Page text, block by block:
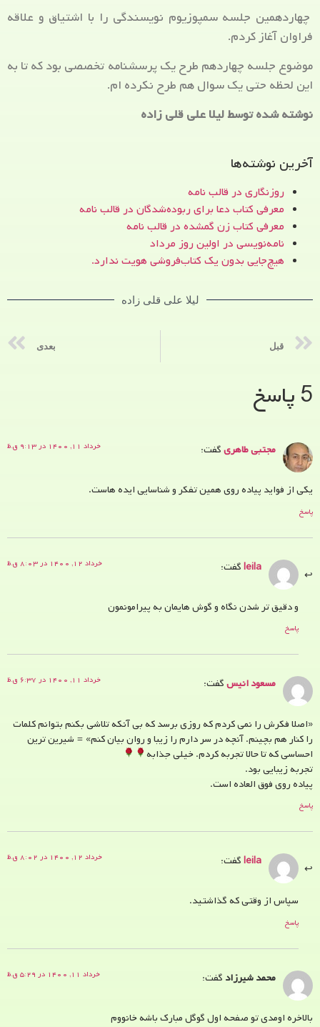
چهاردهمین جلسه سمپوزیوم نویسندگی را با اشتیاق و علاقه
فراوان آغاز کردم.
موضوع جلسه چهاردهم طرح یک پرسشنامه تخصصی بود که تا به
این لحظه حتی یک سوال هم طرح نکرده ام.
نوشته شده توسط لیلا علی قلی زاده
آخرین نوشته‌ها
روزنگاری در قالب نامه
معرفی کتاب دعا برای ربوده‌شدگان در قالب نامه
معرفی کتاب زن‌ گمشده در قالب نامه
نامه‌نویسی در اولین روز مرداد
هیچ‌جایی بدون یک کتاب‌فروشی هویت ندارد.
لیلا علی قلی زاده
قبل بعدی
5 پاسخ
مجتبی طاهریگفت: خرداد ۱۱, ۱۴۰۰ در ۹:۱۳ ق.ظ
یکی از فواید پیاده روی همین تفکر و شناسایی ایده هاست.
پاسخ
leilaگفت: خرداد ۱۲, ۱۴۰۰ در ۸:۰۳ ق.ظ
و دقیق تر شدن نگاه و گوش هایمان به پیرامونمون
پاسخ
مسعود انیسگفت: خرداد ۱۱, ۱۴۰۰ در ۶:۳۷ ق.ظ
«اصلا فکرش را نمی کردم که روزی برسد که بی آنکه تلاشی بکنم بتوانم کلمات
را کنار هم بچینم. آنچه در سر دارم را زیبا و روان بیان کنم» = شیرین ترین
احساسی که تا حالا تجربه کردم. خیلی جذابه
تجربه زیبایی بود.
پیاده روی فوق العاده است.
پاسخ
leilaگفت: خرداد ۱۲, ۱۴۰۰ در ۸:۰۲ ق.ظ
سپاس از وقتی که گذاشتید.
پاسخ
محمد شیرزاد گفت: خرداد ۱۱, ۱۴۰۰ در ۵:۲۹ ق.ظ
بالاخره اومدی تو صفحه اول گوگل مبارک باشه خانووم